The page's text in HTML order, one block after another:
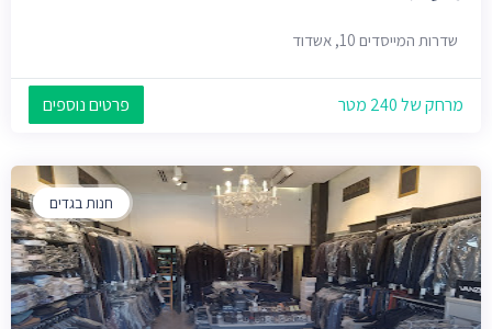
שדרות המייסדים 10, אשדוד
מרחק של 240 מטר פרטים נוספים
חנות בגדים